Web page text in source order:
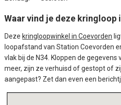
Waar vind je deze kringloop
Dezekringloopwinkel in Coevorden
loopafstand van Station Coevorden
vlak bij de N34. Kloppen de
meer, zijn ze verhuisd of gestopt of
aangepast? Zet dan even een